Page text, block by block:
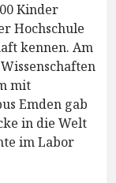
Kinder
Hochschule
kennen. Am
mit
Emden gab
in die Welt
im Labor